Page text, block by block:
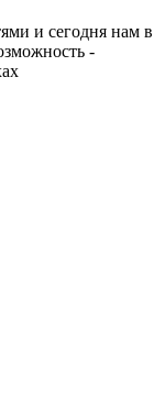
и сегодня нам в
-